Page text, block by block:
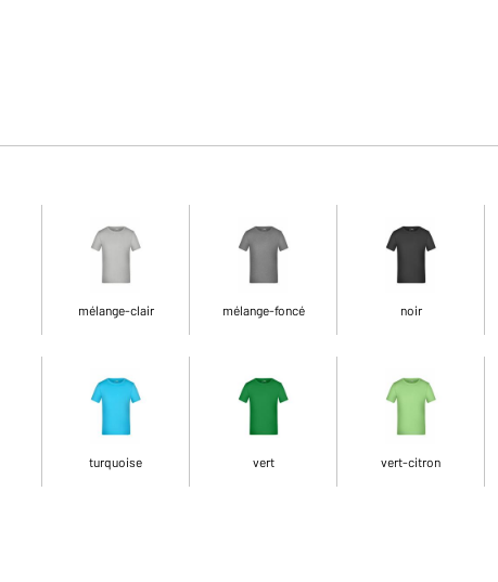
mélange-clair mélange-foncé noir
turquoise vert vert-citron